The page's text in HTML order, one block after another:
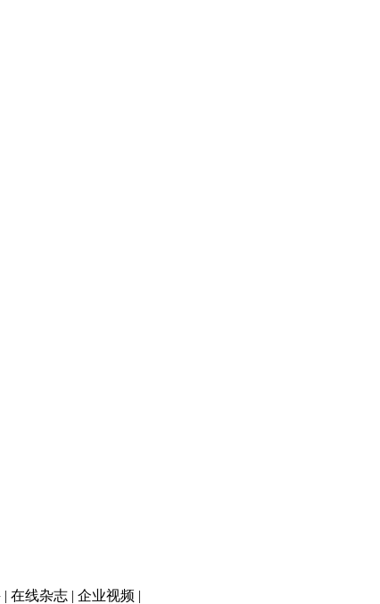
| 在线杂志 | 企业视频 |